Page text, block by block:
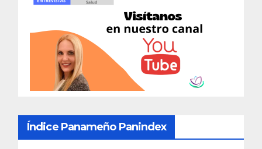
Índice Panameño Panindex